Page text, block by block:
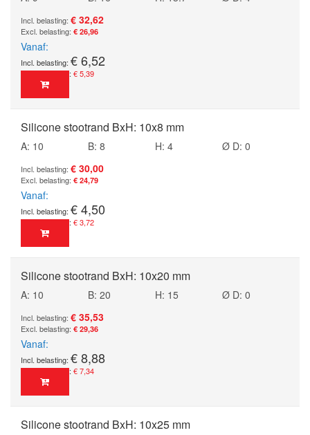
€ 32,62
€ 26,96
Vanaf
€ 6,52
€ 5,39
Silicone stootrand BxH: 10x8 mm
A: 10 B: 8 H: 4
Ø D: 0
€ 30,00
€ 24,79
Vanaf
€ 4,50
€ 3,72
Silicone stootrand BxH: 10x20 mm
A: 10 B: 20 H: 15
Ø D: 0
€ 35,53
€ 29,36
Vanaf
€ 8,88
€ 7,34
Silicone stootrand BxH: 10x25 mm